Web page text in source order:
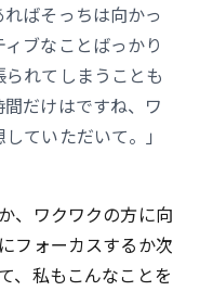
ばそっちは向かっ
ブなことばっかり
れてしまうことも
だけはですね、ワ
ていただいて。」
、ワクワクの方に向
フォーカスするか次
、私もこんなことを